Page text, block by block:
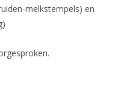
melkstempels) en